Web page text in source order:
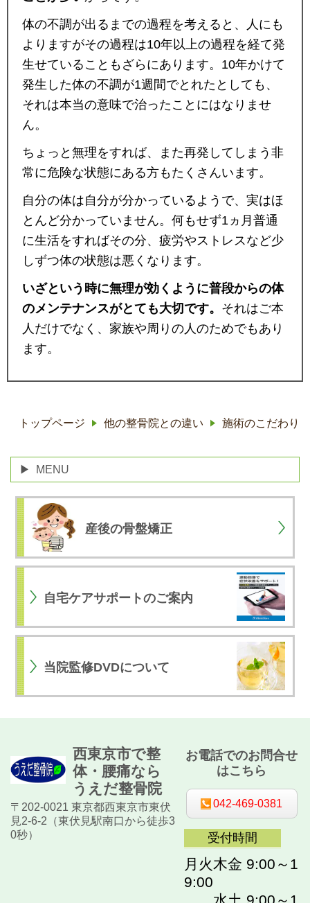
体の不調が出るまでの過程を考えると、人にも
よりますがその過程は10年以上の過程を経て発
生せていることもざらにあります。10年かけて
発生した体の不調が1週間でとれたとしても、
それは本当の意味で治ったことにはなりませ
ん。
ちょっと無理をすれば、また再発してしまう非
常に危険な状態にある方もたくさんいます。
自分の体は自分が分かっているようで、実はほ
とんど分かっていません。何もせず1ヵ月普通
に生活をすればその分、疲労やストレスなど少
しずつ体の状態は悪くなります。
いざという時に無理が効くように普段からの体
のメンテナンスがとても大切です。 それはご本
人だけでなく、家族や周りの人のためでもあり
ます。
トップページ 他の整骨院との違い 施術のこだわり
MENU
産後の骨盤矯正
自宅ケアサポートのご案内
当院監修DVDについて
お電話でのお問合せ
はこちら
042-469-0381
受付時間
月火木金 9:00～1
9:00
西東京市で整
体・腰痛なら
うえだ整骨院
〒202-0021 東京都西東京市東伏
見2-6-2（東伏見駅南口から徒歩3
0秒）